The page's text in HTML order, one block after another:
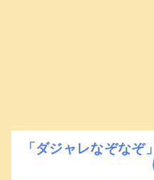
「ダジャレなぞな